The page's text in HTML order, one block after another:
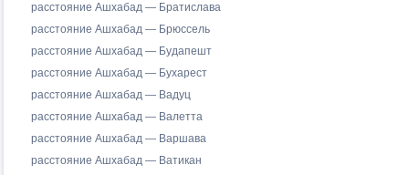
расстояние Ашхабад — Братислава
расстояние Ашхабад — Брюссель
расстояние Ашхабад — Будапешт
расстояние Ашхабад — Бухарест
расстояние Ашхабад — Вадуц
расстояние Ашхабад — Валетта
расстояние Ашхабад — Варшава
расстояние Ашхабад — Ватикан